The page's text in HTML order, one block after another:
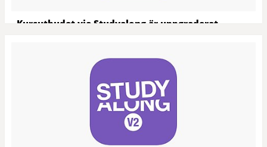
Kursutbudet via Studyalong är uppgraderat